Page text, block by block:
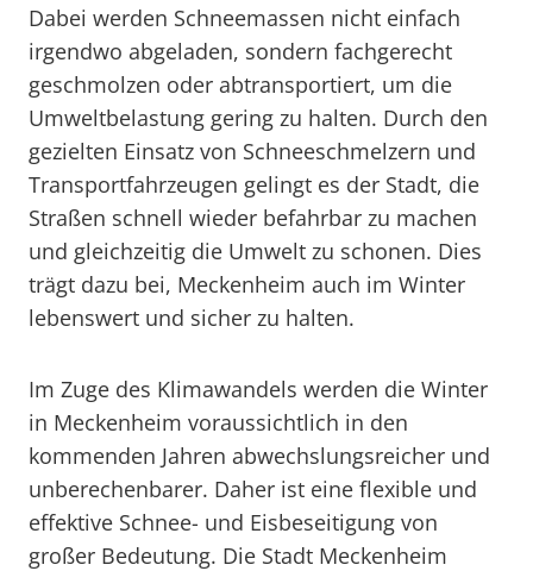
Dabei werden Schneemassen nicht einfach
irgendwo abgeladen, sondern fachgerecht
geschmolzen oder abtransportiert, um die
Umweltbelastung gering zu halten. Durch den
gezielten Einsatz von Schneeschmelzern und
Transportfahrzeugen gelingt es der Stadt, die
Straßen schnell wieder befahrbar zu machen
und gleichzeitig die Umwelt zu schonen. Dies
trägt dazu bei, Meckenheim auch im Winter
lebenswert und sicher zu halten.
Im Zuge des Klimawandels werden die Winter
in Meckenheim voraussichtlich in den
kommenden Jahren abwechslungsreicher und
unberechenbarer. Daher ist eine flexible und
effektive Schnee- und Eisbeseitigung von
großer Bedeutung. Die Stadt Meckenheim